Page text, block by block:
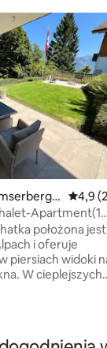
-
4,9
Apartment(1
położona jest
i oferuje
piersiach widoki
W cieplejszych